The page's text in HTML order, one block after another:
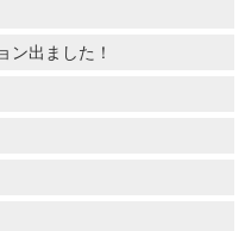
ン出ました！